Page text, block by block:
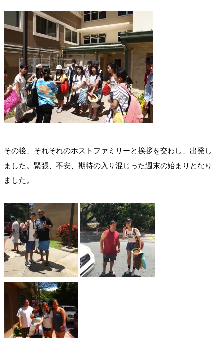
その後、それぞれのホストファミリーと挨拶を交わし、出発し
ました。緊張、不安、期待の入り混じった週末の始まりとなり
ました。